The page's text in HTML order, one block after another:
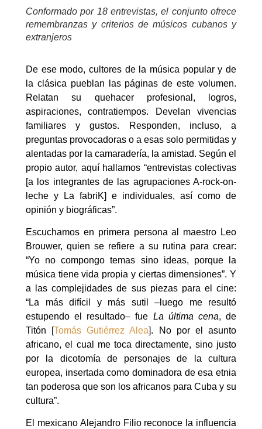
Conformado por 18 entrevistas, el conjunto ofrece
remembranzas y criterios de músicos cubanos y
extranjeros
De ese modo, cultores de la música popular y de
la clásica pueblan las páginas de este volumen.
Relatan su quehacer profesional, logros,
aspiraciones, contratiempos. Develan vivencias
familiares y gustos. Responden, incluso, a
preguntas provocadoras o a esas solo permitidas y
alentadas por la camaradería, la amistad. Según el
propio autor, aquí hallamos “entrevistas colectivas
[a los integrantes de las agrupaciones A-rock-on-
leche y La fabriK] e individuales, así como de
opinión y biográficas”.
Escuchamos en primera persona al maestro Leo
Brouwer, quien se refiere a su rutina para crear:
“Yo no compongo temas sino ideas, porque la
música tiene vida propia y ciertas dimensiones”. Y
a las complejidades de sus piezas para el cine:
“La más difícil y más sutil –luego me resultó
estupendo el resultado– fue La última cena, de
Titón [Tomás Gutiérrez Alea]. No por el asunto
africano, el cual me toca directamente, sino justo
por la dicotomía de personajes de la cultura
europea, insertada como dominadora de esa etnia
tan poderosa que son los africanos para Cuba y su
cultura”.
El mexicano Alejandro Filio reconoce la influencia